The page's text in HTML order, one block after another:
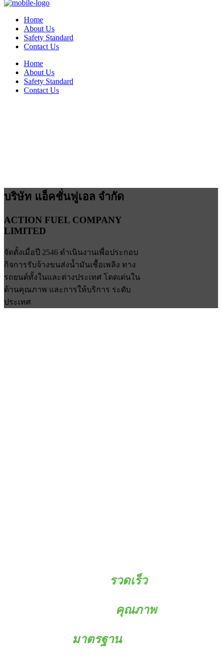
Home
About Us
Safety Standard
Contact Us
Home
About Us
Safety Standard
Contact Us
บริษัท แอ็คชั่นฟูเอล จำกัด
ACTION FUEL COMPANY
LIMITED
จัดตั้งเมื่อปี 2546 ดำเนินงานเพื่อประกอบ
กิจการรับจ้างขนส่งน้ำมันเชื้อเพลิง ทาง
รถยนต์ทั้งในและต่างประเทศ โดดเด่นใน
ด้านคุณภาพ และการให้บริการ ระดับ
ประเทศ
รวดเร็ว
คุณภาพ
มาตรฐานสูงสุด